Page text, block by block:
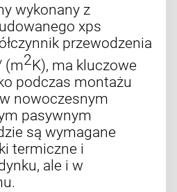
wykonany z
xps
przewodzenia
(m2K), ma kluczowe
podczas montażu
nowoczesnym
pasywnym
są wymagane
termiczne i
ale i w